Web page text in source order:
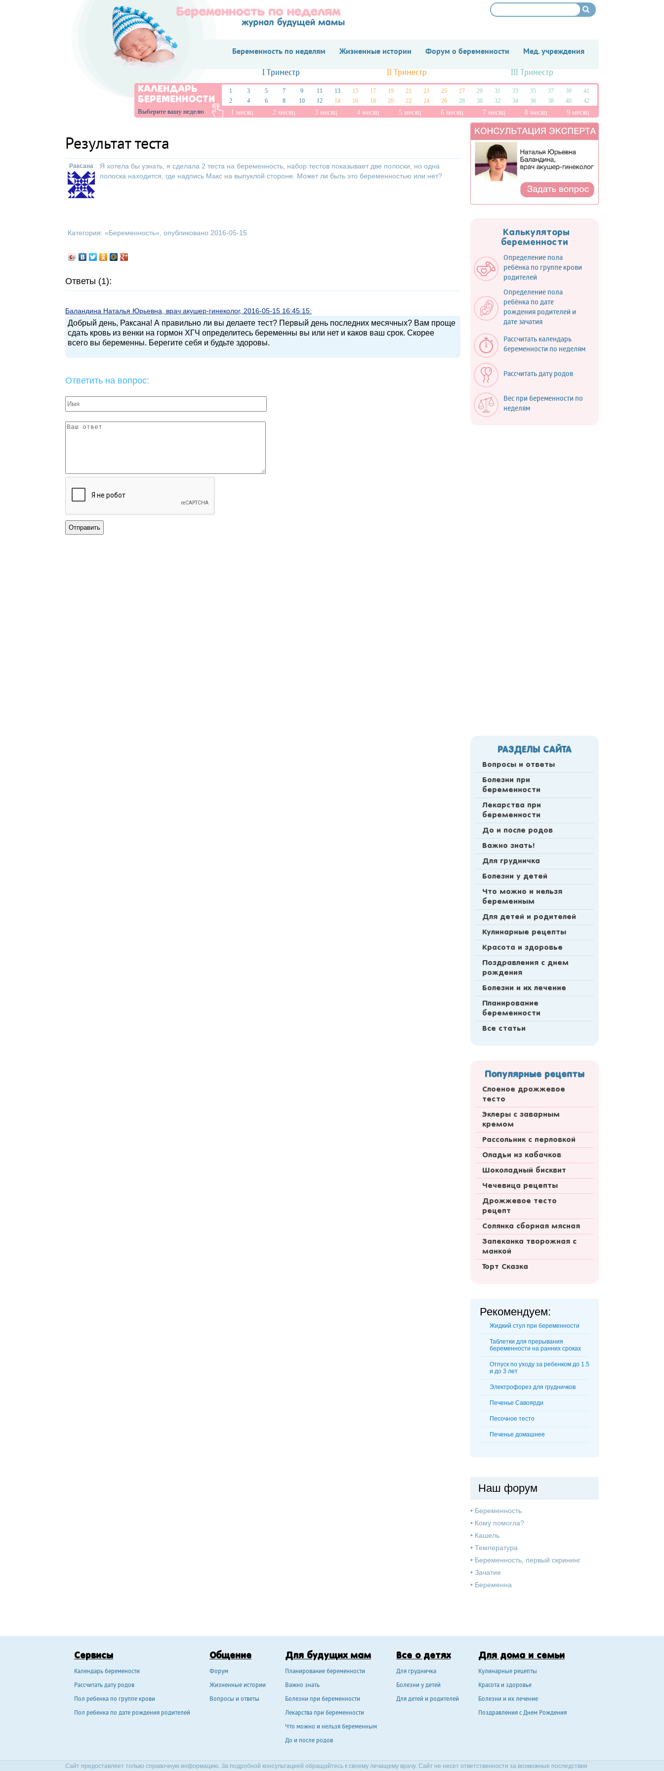
Беременность по неделям Жизненные истории Форум о беременности Мед. учреждения
I Триместр II Триместр III Триместр
КАЛЕНДАРЬ
БЕРЕМЕННОСТИ
Выберите вашу неделю
1 3 5 7 9 11 13 15 17 19 21 23 25 27 29 31 33 35 37 39
41
2
4 6 8 10 12 14 16 18 20 22 24 26 28 30 32 34 36 38 40 42
1 месяц 2 месяц 3 месяц 4 месяц 5 месяц 6 месяц 7 месяц 8 месяц 9 месяц
Результат теста
Раксана
Я хотела бы узнать, я сделала 2 теста на беременность, набор тестов показывает две полоски, но одна
полоска находится, где надпись Макс на выпуклой стороне. Может ли быть это беременностью или нет?
Категория: «Беременность», опубликовано 2016-05-15
Ответы (1):
Баландина Наталья Юрьевна, врач акушер-гинеколог, 2016-05-15 16:45:15:
Добрый день, Раксана! А правильно ли вы делаете тест? Первый день последних месячных? Вам проще
сдать кровь из венки на гормон ХГЧ определитесь беременны вы или нет и каков ваш срок. Скорее
всего вы беременны. Берегите себя и будьте здоровы.
Ответить на вопрос:
Калькуляторы
беременности
Определение пола
ребёнка по группе крови
родителей
Определение пола
ребёнка по дате
рождения родителей и
дате зачатия
Рассчитать календарь
беременности по неделям
Рассчитать дату родов
Вес при беременности по
неделям
РАЗДЕЛЫ САЙТА
Вопросы и ответы
Болезни при
беременности
Лекарства при
беременности
До и после родов
Важно знать!
Для грудничка
Болезни у детей
Что можно и нельзя
беременным
Для детей и родителей
Кулинарные рецепты
Красота и здоровье
Поздравления с днем
рождения
Болезни и их лечение
Планирование
беременности
Все статьи
Популярные рецепты
Слоеное дрожжевое
тесто
Эклеры с заварным
кремом
Рассольник с перловкой
Оладьи из кабачков
Шоколадный бисквит
Чечевица рецепты
Дрожжевое тесто
рецепт
Солянка сборная мясная
Запеканка творожная с
манкой
Торт Сказка
Рекомендуем:
Жидкий стул при беременности
Таблетки для прерывания
беременности на ранних сроках
Отпуск по уходу за ребенком до 1.5
и до 3 лет
Электрофорез для грудничков
Печенье Савоярди
Песочное тесто
Печенье домашнее
Наш форум
• Беременность
• Кому помогла?
• Кашель
• Температура
• Беременность, первый скрининг
• Зачатие
• Беременна
Сервисы
Календарь беремености
Рассчитать дату родов
Пол ребенка по группе крови
Пол ребенка по дате рождения родителей
Общение
Форум
Жизненные истории
Вопросы и ответы
Для будущих мам
Планирование беременности
Важно знать
Болезни при беременности
Лекарства при беременности
Что можно и нельзя беременным
До и после родов
Все о детях
Для грудничка
Болезни у детей
Для детей и родителей
Для дома и семьи
Кулинарные рецепты
Красота и здоровье
Болезни и их лечение
Поздравления с Днем Рождения
Сайт предоставляет только справочную информацию. За подробной консультацией обращайтесь к своему лечащему врачу. Сайт не несет ответственности за возможные последствия